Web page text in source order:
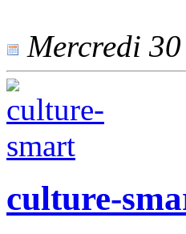
Mercredi
culture-